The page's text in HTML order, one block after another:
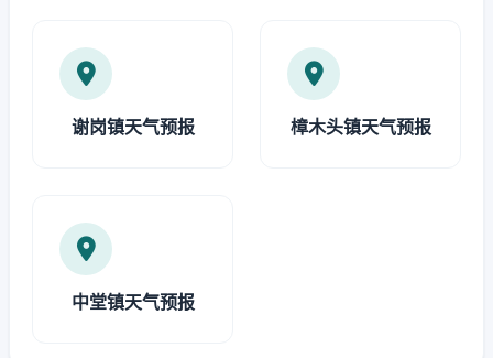
谢岗镇天气预报 樟木头镇天气预报
中堂镇天气预报